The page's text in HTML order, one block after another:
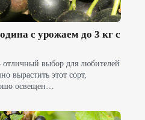
с урожаем до 3 кг с
отличный выбор для любителей
вырастить этот сорт,
освещен…